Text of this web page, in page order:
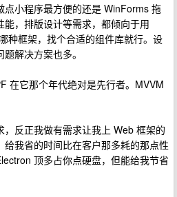
点小程序最方便的还是 WinForms 拖
，排版设计等需求，都倾向于用
种框架，找个合适的组件库就行。设
解决方案也多。
在它那个年代绝对是先行者。MVVM
，反正我做有需求让我上 Web 框架的
我省的时间比在客户那多耗的那点性
顶多占你点硬盘，但能给我节省